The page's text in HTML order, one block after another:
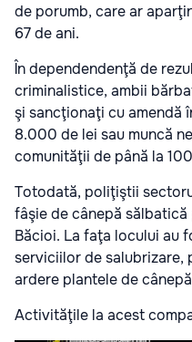
de porumb, care ar
67 de ani.
În dependendenţă de
criminalistice, ambii
şi sancţionaţi cu amendă
8.000 de lei sau muncă
comunităţii de până la
Totodată, poliţiştii
fâşie de cânepă sălbatică
Băcioi. La faţa locului au
serviciilor de salubrizare,
ardere plantele de
Activităţile la acest